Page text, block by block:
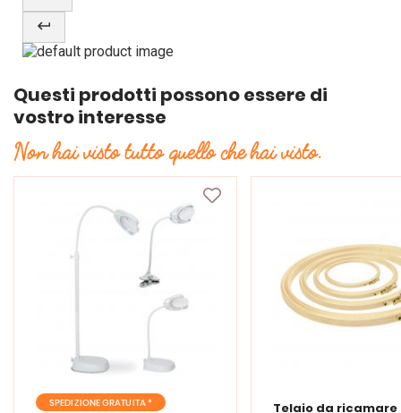
Questi prodotti possono essere di
vostro interesse
Non hai visto tutto quello che hai visto.
SPEDIZIONE GRATUITA *
Telaio da ricamare